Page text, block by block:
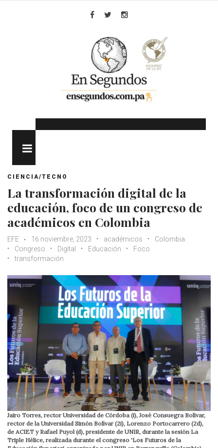
CIENCIA/TECNO
La transformación digital de la
educación, foco de un congreso de
académicos en Colombia
EFE 16 noviembre, 2023 académicos
Colombia
Congreso
Digital Educación
Foco
transformación
Jairo Torres, rector Universidad de Córdoba (i), José Consuegra Bolívar,
rector de la Universidad Simón Bolívar (2i), Lorenzo Portocarrero (2d),
de ACIET y Rafael Puyol (d), presidente de UNIR, durante la sesión La
Triple Hélice, realizada durante el congreso 'Los Futuros de la